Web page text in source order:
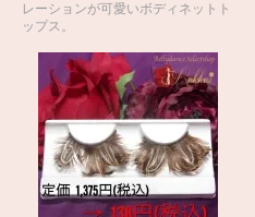
レーションが可愛いボディネットト
ップス。